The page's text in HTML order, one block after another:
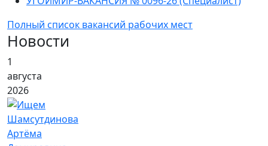
Полный список вакансий рабочих мест
Новости
1
августа
2026